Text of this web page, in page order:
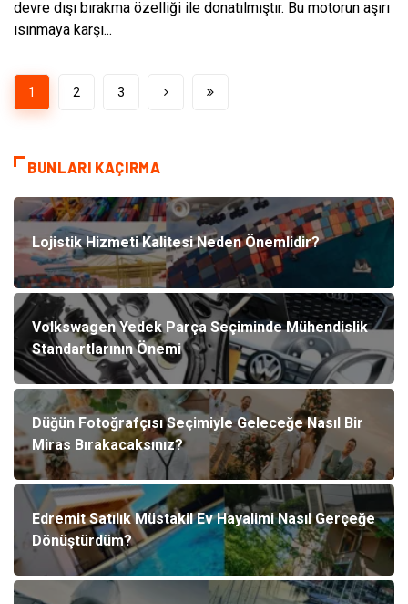
devre dışı bırakma özelliği ile donatılmıştır. Bu motorun aşırı
ısınmaya karşı...
1 2 3
BUNLARI KAÇIRMA
Lojistik Hizmeti Kalitesi Neden Önemlidir?
Volkswagen Yedek Parça Seçiminde Mühendislik
Standartlarının Önemi
Düğün Fotoğrafçısı Seçimiyle Geleceğe Nasıl Bir
Miras Bırakacaksınız?
Edremit Satılık Müstakil Ev Hayalimi Nasıl Gerçeğe
Dönüştürdüm?